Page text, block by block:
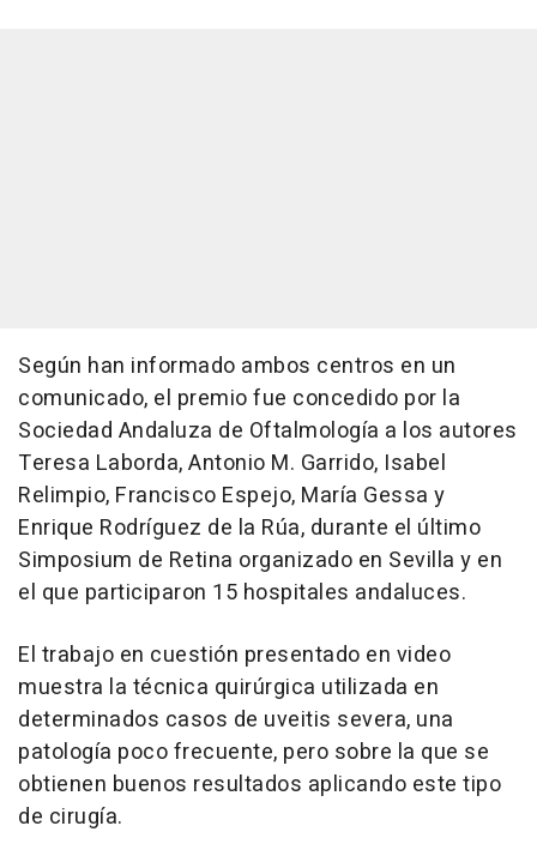
Según han informado ambos centros en un
comunicado, el premio fue concedido por la
Sociedad Andaluza de Oftalmología a los autores
Teresa Laborda, Antonio M. Garrido, Isabel
Relimpio, Francisco Espejo, María Gessa y
Enrique Rodríguez de la Rúa, durante el último
Simposium de Retina organizado en Sevilla y en
el que participaron 15 hospitales andaluces.
El trabajo en cuestión presentado en video
muestra la técnica quirúrgica utilizada en
determinados casos de uveitis severa, una
patología poco frecuente, pero sobre la que se
obtienen buenos resultados aplicando este tipo
de cirugía.